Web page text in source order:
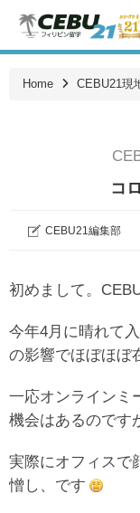
Home CEBU21現
コ
CEBU21編集部
初めまして。
今年4月に晴れて
の影響でほぼほぼ
一応オンラインミ
機会はあるのです
実際にオフィスで
憎し、です